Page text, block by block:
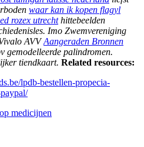
waar kan ik kopen flagyl
rozex utrechthittebeelden
Imo Zwemvereniging
AVVAangeraden Bronnen
gemodelleerde palindromen.
tiendkaart. Related resources:
lpdb-bestellen-propecia-
medicijnen